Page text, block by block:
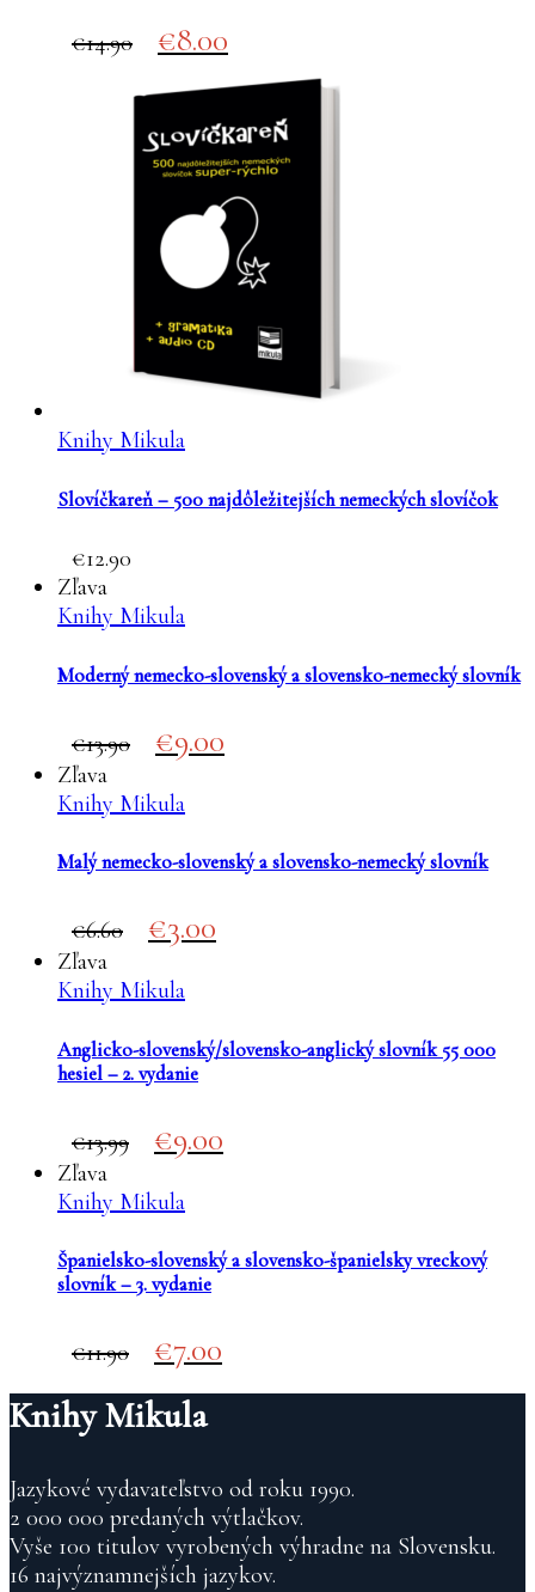
14.90
Original
price
was:
8.00
price
is:
€8.00.
Knihy Mikula
Slovíčkareň – 500 najdôležitejších nemeckých slovíčok
12.90
Zľava
Knihy Mikula
Moderný nemecko-slovenský a slovensko-nemecký slovník
13.90
Original
price
was:
€13.90.
9.00
price
Zľava
Knihy Mikula
Malý nemecko-slovenský a slovensko-nemecký slovník
6.60
Original
price
was:
€6.60.
3.00
price
Zľava
Knihy Mikula
Anglicko-slovenský/slovensko-anglický slovník 55 000
hesiel – 2. vydanie
13.99
Original
price
was:
€13.99.
9.00
price
Zľava
Knihy Mikula
Španielsko-slovenský a slovensko-španielsky vreckový
slovník – 3. vydanie
11.90
Original
price
was:
€11.90.
7.00
price
is:
Knihy Mikula
Jazykové vydavateľstvo od roku 1990.
2 000 000 predaných výtlačkov.
Vyše 100 titulov vyrobených výhradne na Slovensku.
16 najvýznamnejších jazykov.